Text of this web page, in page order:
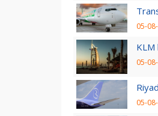
05-
05-
05-